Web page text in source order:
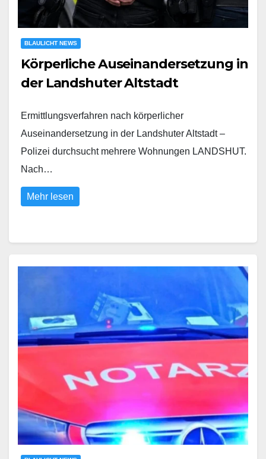
BLAULICHT NEWS
Körperliche Auseinandersetzung in
der Landshuter Altstadt
Ermittlungsverfahren nach körperlicher
Auseinandersetzung in der Landshuter Altstadt –
Polizei durchsucht mehrere Wohnungen LANDSHUT.
Nach…
Mehr lesen